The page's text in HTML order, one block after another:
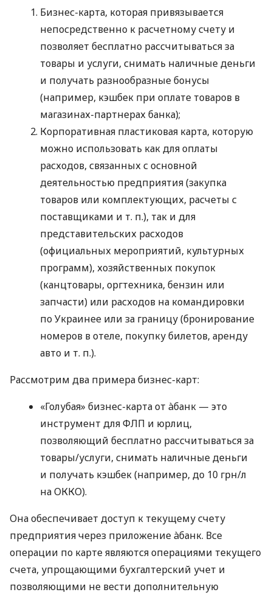
Бизнес-карта, которая привязывается
непосредственно к расчетному счету и
позволяет бесплатно рассчитываться за
товары и услуги, снимать наличные деньги
и получать разнообразные бонусы
(например, кэшбек при оплате товаров в
магазинах-партнерах банка);
Корпоративная пластиковая карта, которую
можно использовать как для оплаты
расходов, связанных с основной
деятельностью предприятия (закупка
товаров или комплектующих, расчеты с
поставщиками и т. п.), так и для
представительских расходов
(официальных мероприятий, культурных
программ), хозяйственных покупок
(канцтовары, оргтехника, бензин или
запчасти) или расходов на командировки
по Украинее или за границу (бронирование
номеров в отеле, покупку билетов, аренду
авто и т. п.).
Рассмотрим два примера бизнес-карт:
«Голубая» бизнес-карта от àбанк — это
инструмент для ФЛП и юрлиц,
позволяющий бесплатно рассчитываться за
товары/услуги, снимать наличные деньги
и получать кэшбек (например, до 10 грн/л
на ОККО).
Она обеспечивает доступ к текущему счету
предприятия через приложение àбанк. Все
операции по карте являются операциями текущего
счета, упрощающими бухгалтерский учет и
позволяющими не вести дополнительную